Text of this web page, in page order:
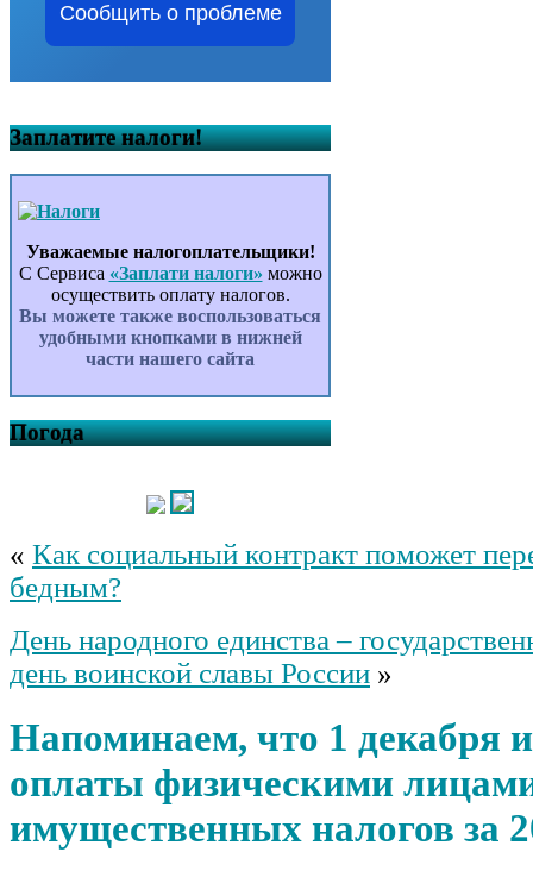
Сообщить о проблеме
Заплатите налоги!
Уважаемые налогоплательщики!
С Сервиса «Заплати налоги» можно
осуществить оплату налогов.
Вы можете также воспользоваться
удобными кнопками в нижней
части нашего сайта
Погода
« Как социальный контракт поможет
бедным?
День народного единства –
день воинской славы России »
Напоминаем, что 1 декабря
оплаты физическими
имущественных налогов за